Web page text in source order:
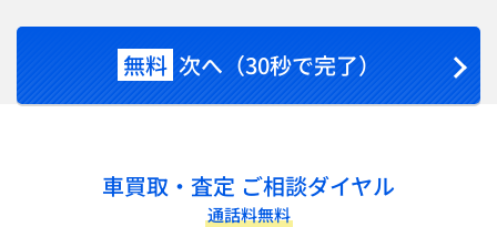
無料 次へ（30秒で完了）
車買取・査定 ご相談ダイヤル
通話料無料